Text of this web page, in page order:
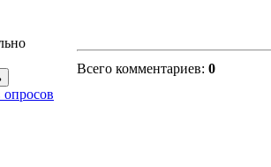
Всего комментариев: 0